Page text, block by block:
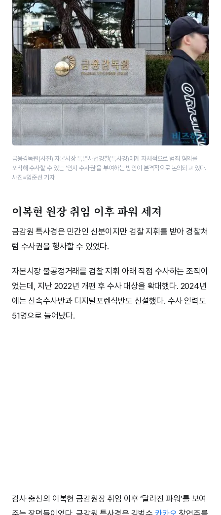
금융감독원(사진) 자본시장 특별사법경찰(특사경)에게 자체적으로 범죄 혐의를
포착해 수사할 수 있는 ‘인지 수사권’을 부여하는 방안이 본격적으로 논의되고 있다.
사진=임준선 기자
이복현 원장 취임 이후 파워 세져
금감원 특사경은 민간인 신분이지만 검찰 지휘를 받아 경찰처
럼 수사권을 행사할 수 있었다.
자본시장 불공정거래를 검찰 지휘 아래 직접 수사하는 조직이
었는데, 지난 2022년 개편 후 수사 대상을 확대했다. 2024년
에는 신속수사반과 디지털포렌식반도 신설했다. 수사 인력도
51명으로 늘어났다.
검사 출신의 이복현 금감원장 취임 이후 ‘달라진 파워’를 보여